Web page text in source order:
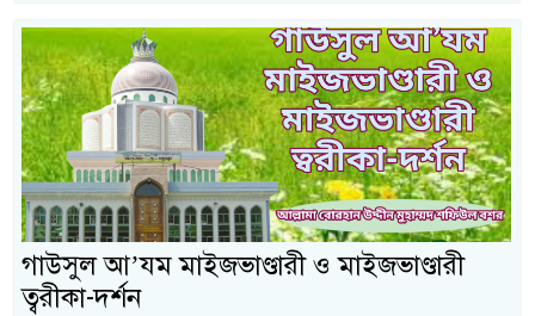
গাউসুল আ’যম মাইজভাণ্ডারী ও মাইজভাণ্ডারী
ত্বরীকা-দর্শন